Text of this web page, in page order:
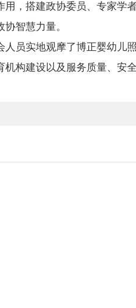
用，搭建政协委员、专家学
智慧力量。
人员实地观摩了博正婴幼儿
机构建设以及服务质量、安